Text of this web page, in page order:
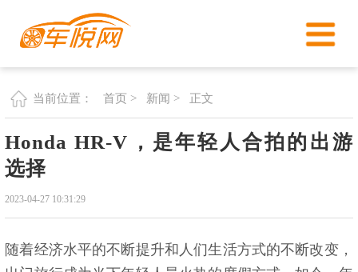
当前位置： 首页 > 新闻 > 正文
Honda HR-V，是年轻人合拍的出游
选择
2023-04-27 10:31:29
随着经济水平的不断提升和人们生活方式的不断改变，